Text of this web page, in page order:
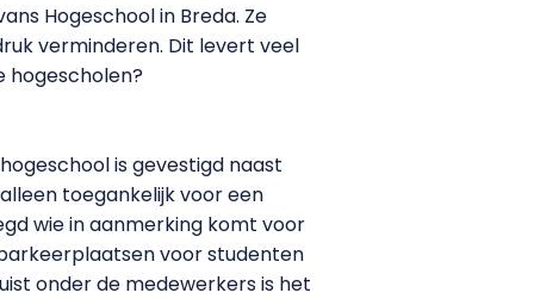
Hogeschool in Breda. Ze
verminderen. Dit levert veel
hogescholen?
is gevestigd naast
toegankelijk voor een
wie in aanmerking komt voor
voor studenten
onder de medewerkers is het